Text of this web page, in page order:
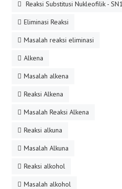
Reaksi Substitusi Nukleofilik - SN1
Eliminasi Reaksi
Masalah reaksi eliminasi
Alkena
Masalah alkena
Reaksi Alkena
Masalah Reaksi Alkena
Reaksi alkuna
Masalah Alkuna
Reaksi alkohol
Masalah alkohol